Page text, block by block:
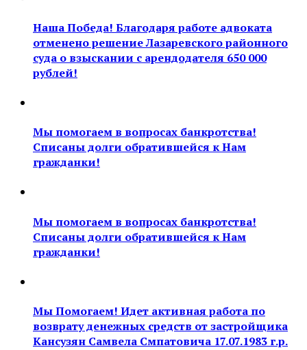
Наша Победа! Благодаря работе адвоката
отменено решение Лазаревского районного
суда о взыскании с арендодателя 650 000
рублей!
Мы помогаем в вопросах банкротства!
Списаны долги обратившейся к Нам
гражданки!
Мы помогаем в вопросах банкротства!
Списаны долги обратившейся к Нам
гражданки!
Мы Помогаем! Идет активная работа по
возврату денежных средств от застройщика
Кансузян Самвела Смпатовича 17.07.1983 г.р.